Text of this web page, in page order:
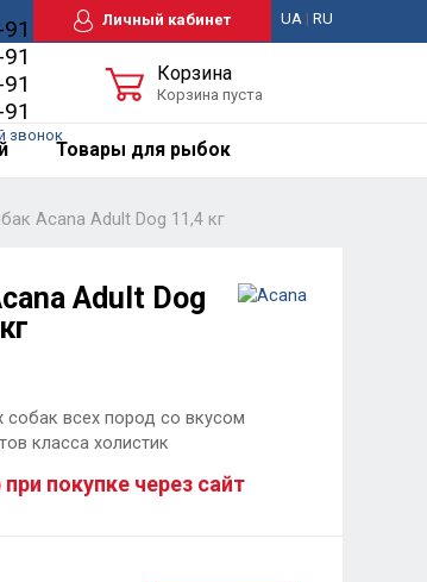
Личный кабинет UA| RU
звонок
Корзина
Корзина пуста
Товары для рыбок
Acana Adult Dog 11,4 кг
Adult Dog
всех пород со вкусом
класса холистик
покупке через сайт